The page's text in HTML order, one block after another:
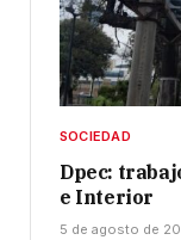
SOCIEDAD
Dpec:
e Interior
5 de agosto de